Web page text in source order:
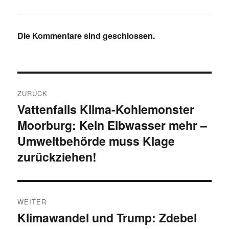
Die Kommentare sind geschlossen.
ZURÜCK
Vorheriger
Beitrag:
Vattenfalls Klima-Kohlemonster
Moorburg: Kein Elbwasser mehr –
Umweltbehörde muss Klage
zurückziehen!
WEITER
Nächster
Klimawandel und Trump: Zdebel